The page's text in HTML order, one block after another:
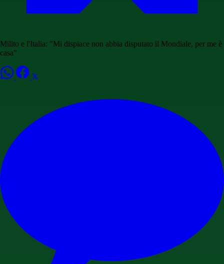
Milito e l'Italia: "Mi dispiace non abbia disputato il Mondiale, per me è
casa"